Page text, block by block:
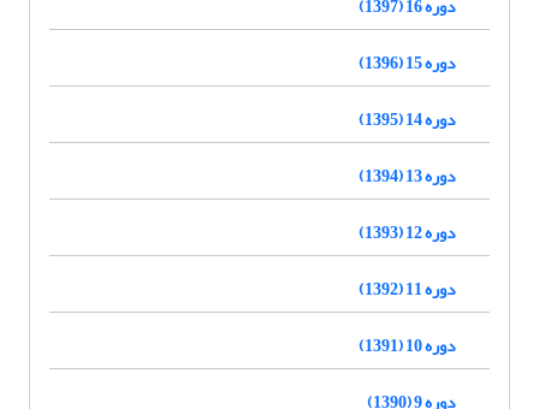
دوره 15 (1396)
دوره 14 (1395)
دوره 13 (1394)
دوره 12 (1393)
دوره 11 (1392)
دوره 10 (1391)
دوره 9 (1390)